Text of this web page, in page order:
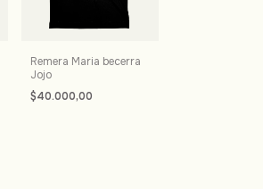
Remera Maria becerra
Jojo
$40.000,00